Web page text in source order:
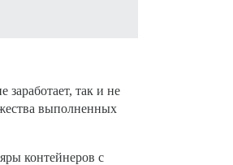
так и не
выполненных
контейнеров с